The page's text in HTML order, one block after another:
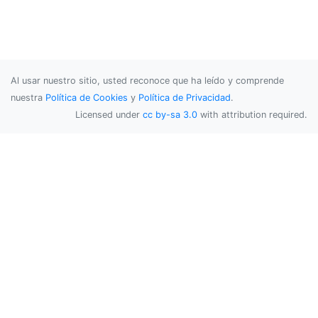
Al usar nuestro sitio, usted reconoce que ha leído y comprende
nuestra Política de Cookies y Política de Privacidad.
Licensed under cc by-sa 3.0 with attribution required.